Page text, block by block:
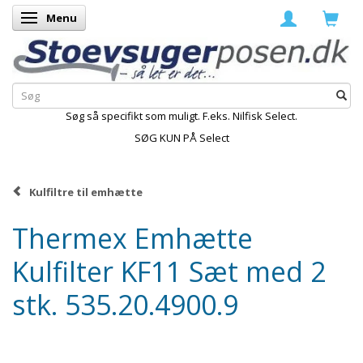
Skifte navigation
Menu
Søg så specifikt som muligt. F.eks. Nilfisk Select.
SØG KUN PÅ Select
Kulfiltre til emhætte
Thermex Emhætte
Kulfilter KF11 Sæt med 2
stk. 535.20.4900.9